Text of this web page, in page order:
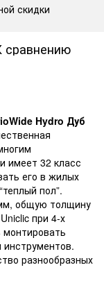
скидки
сравнению
Hydro Дуб
имеет 32 класс
его в жилых
пол”.
общую толщину
при 4-х
инструментов.
разнообразных